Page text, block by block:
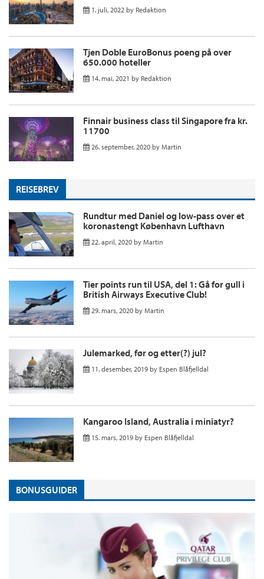
1. juli, 2022 by Redaktion
Tjen Doble EuroBonus poeng på over
650.000 hoteller
14. mai, 2021 by Redaktion
Finnair business class til Singapore fra kr.
11700
26. september, 2020 by Martin
REISEBREV
Rundtur med Daniel og low-pass over et
koronastengt København Lufthavn
22. april, 2020 by Martin
Tier points run til USA, del 1: Gå for gull i
British Airways Executive Club!
29. mars, 2020 by Martin
Julemarked, før og etter(?) jul?
11. desember, 2019 by Espen Blåfjelldal
Kangaroo Island, Australia i miniatyr?
15. mars, 2019 by Espen Blåfjelldal
BONUSGUIDER